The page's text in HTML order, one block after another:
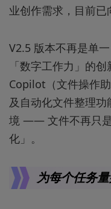
业创作需求，目前已
V2.5 版本不再是单
「数字工作力」的
Copilot（文件操作
及自动化文件整理
境 —— 文件不再只
化」。
为每个任务